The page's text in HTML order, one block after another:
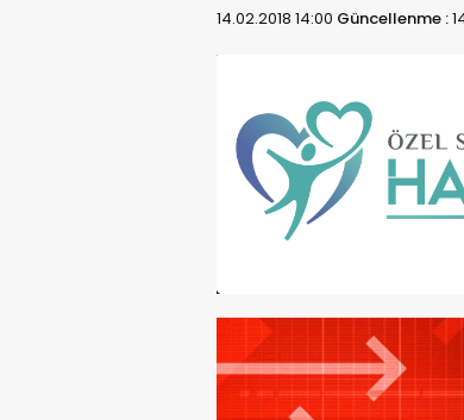
14.02.2018 14:00 Güncellenme :